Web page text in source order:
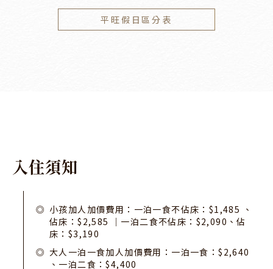
平旺假日區分表
入住須知
小孩加人加價費用：一泊一食不佔床：$1,485 、
佔床：$2,585 ｜一泊二食不佔床：$2,090、佔
床：$3,190
大人一泊一食加人加價費用：一泊一食：$2,640
、一泊二食：$4,400